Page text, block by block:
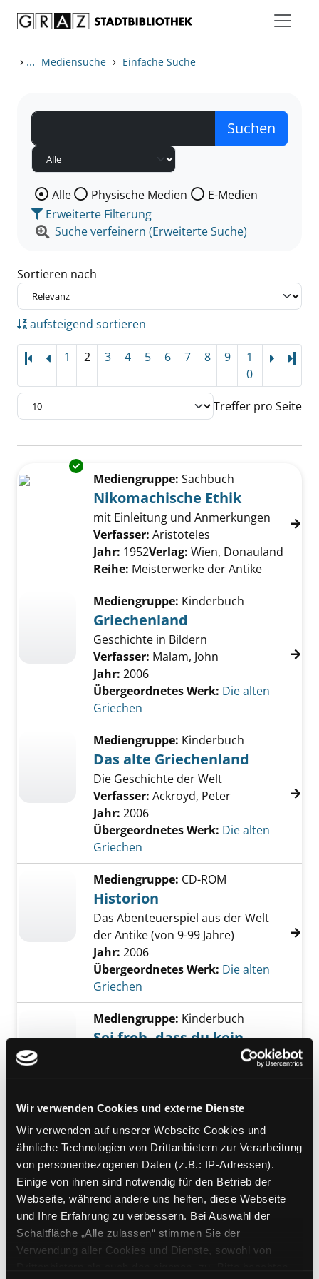
Wir verwenden Cookies und externe Dienste
Wir verwenden auf unserer Webseite Cookies und
ähnliche Technologien von Drittanbietern zur Verarbeitung
von personenbezogenen Daten (z.B.: IP-Adressen).
Einige von ihnen sind notwendig für den Betrieb der
Webseite, während andere uns helfen, diese Webseite
und Ihre Erfahrung zu verbessern. Bei Auswahl der
Schaltfläche „Alle zulassen“ stimmen Sie der
Verwendung aller Cookies und Dienste, sowohl von
› ... Mediensuche › Einfache Suche
Wählen Sie die Medienart nach der Sie suchen wollen.
Alle Physische Medien
E-Medien
Erweiterte Filterung
Suche verfeinern (Erweiterte Suche)
Sortieren nach
aufsteigend sortieren
1 2 3 4 5 6 7 8 9
1
0
Treffer pro Seite
Suchergebnis
Zu den Suchfiltern springen
Exemplar-Details von Nikomachische Ethik
Mediengruppe: Sachbuch
Nikomachische Ethik
mit Einleitung und Anmerkungen
Verfasser: Aristoteles
Jahr: 1952Verlag: Wien, Donauland
Reihe: Meisterwerke der Antike
Mediengruppe: Kinderbuch
Griechenland
Geschichte in Bildern
Verfasser: Malam, John
Jahr: 2006
Übergeordnetes Werk: Die alten
Griechen
Mediengruppe: Kinderbuch
Das alte Griechenland
Die Geschichte der Welt
Verfasser: Ackroyd, Peter
Jahr: 2006
Übergeordnetes Werk: Die alten
Griechen
Mediengruppe: CD-ROM
Historion
Das Abenteuerspiel aus der Welt
der Antike (von 9-99 Jahre)
Jahr: 2006
Übergeordnetes Werk: Die alten
Griechen
Mediengruppe: Kinderbuch
Sei froh, dass du kein
griechischer Sklave bist!
Griechen
Exemplar-Details von Weltwunder anzeigen
Mediengruppe:Kinderbuch
Weltwunder
Verfasser:Volant, Iris Nuovo;
Volant, Iris ;Nuovo, AvalonSuche nach
Jahr:2025Verlag: München, Prestel
Mediengruppe:Kinderbuch